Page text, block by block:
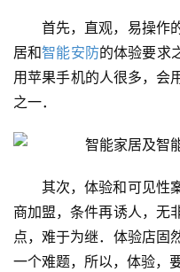
首先，直观，易操作
居和智能安防的体验要求
用苹果手机的人很多，会
之一．
其次，体验和可见性
商加盟，条件再诱人，无
点，难于为继．体验店固
一个难题，所以，体验，